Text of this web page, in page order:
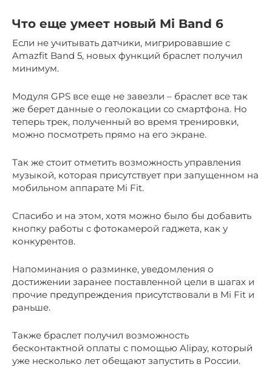
Что еще умеет новый Mi Band 6
Если не учитывать датчики, мигрировавшие с
Amazfit Band 5, новых функций браслет получил
минимум.
Модуля GPS все еще не завезли – браслет все так
же берет данные о геолокации со смартфона. Но
теперь трек, полученный во время тренировки,
можно посмотреть прямо на его экране.
Так же стоит отметить возможность управления
музыкой, которая присутствует при запущенном на
мобильном аппарате Mi Fit.
Спасибо и на этом, хотя можно было бы добавить
кнопку работы с фотокамерой гаджета, как у
конкурентов.
Напоминания о разминке, уведомления о
достижении заранее поставленной цели в шагах и
прочие предупреждения присутствовали в Mi Fit и
раньше.
Также браслет получил возможность
бесконтактной оплаты с помощью Alipay, который
уже несколько лет обещают запустить в России.